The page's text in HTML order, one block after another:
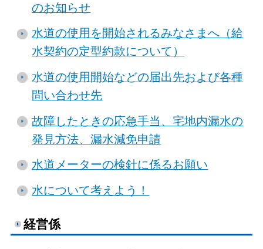
のお知らせ
水道の使用を開始されるみなさまへ（給
水契約の定型約款について）
水道の使用開始などの届出先および各種
問い合わせ先
故障したときの応急手当、宅地内漏水の
発見方法、漏水減免申請
水道メーターの検針に係るお願い
水について考えよう！
経営係